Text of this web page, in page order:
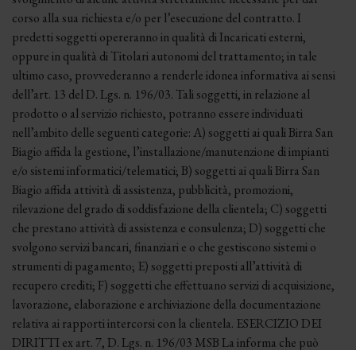
corso alla sua richiesta e/o per l’esecuzione del contratto. I
predetti soggetti opereranno in qualità di Incaricati esterni,
oppure in qualità di Titolari autonomi del trattamento; in tale
ultimo caso, provvederanno a renderle idonea informativa ai sensi
dell’art. 13 del D. Lgs. n. 196/03. Tali soggetti, in relazione al
prodotto o al servizio richiesto, potranno essere individuati
nell’ambito delle seguenti categorie: A) soggetti ai quali Birra San
Biagio affida la gestione, l’installazione/manutenzione di impianti
e/o sistemi informatici/telematici; B) soggetti ai quali Birra San
Biagio affida attività di assistenza, pubblicità, promozioni,
rilevazione del grado di soddisfazione della clientela; C) soggetti
che prestano attività di assistenza e consulenza; D) soggetti che
svolgono servizi bancari, finanziari e o che gestiscono sistemi o
strumenti di pagamento; E) soggetti preposti all’attività di
recupero crediti; F) soggetti che effettuano servizi di acquisizione,
lavorazione, elaborazione e archiviazione della documentazione
relativa ai rapporti intercorsi con la clientela. ESERCIZIO DEI
DIRITTI ex art. 7, D. Lgs. n. 196/03 MSB La informa che può